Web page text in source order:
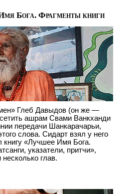
Бога. Фрагменты книги
Глеб Давыдов (он же —
ашрам Свами Ванкханди
передачи Шанкарачарьи,
слова. Сидарт взял у него
книгу «Лучшее Имя Бога.
указатели, притчи»,
глав.